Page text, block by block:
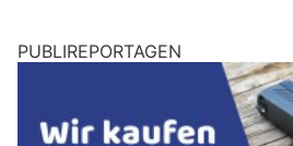
PUBLIREPORTAGEN